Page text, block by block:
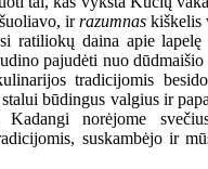
irrazumnas kiškelis
ratiliokų daina apie lapelę
pajudėti nuo
tradicijomis
būdingus valgius ir
norėjome
suskambėjo ir